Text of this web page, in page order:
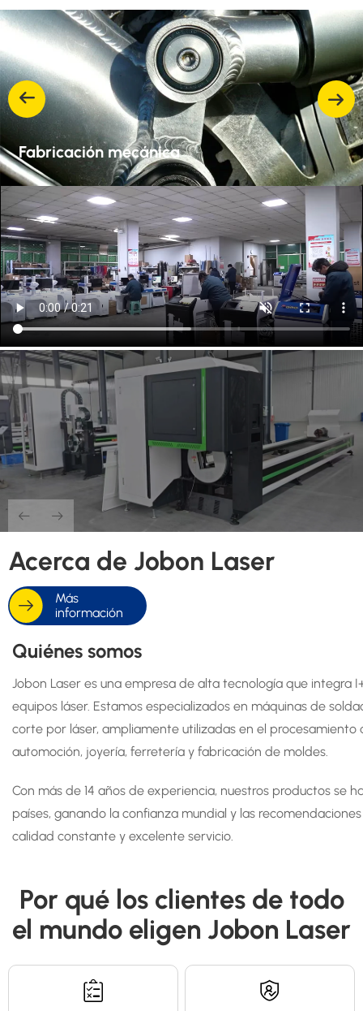
Fabricación mecánica
Acerca de Jobon Laser
Más
información
Quiénes somos
Jobon Laser es una empresa de alta tecnología que integra
equipos láser. Estamos especializados en máquinas de
corte por láser, ampliamente utilizadas en el procesamiento
automoción, joyería, ferretería y fabricación de moldes.
Con más de 14 años de experiencia, nuestros productos se
países, ganando la confianza mundial y las
calidad constante y excelente servicio.
Por qué los clientes de todo
el mundo eligen Jobon Laser